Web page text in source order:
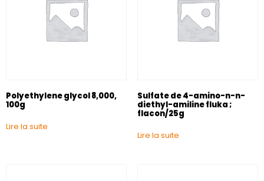
Polyethylene glycol 8,000,
100g
Lire la suite
Sulfate de 4-amino-n-n-
diethyl-amiline fluka ;
flacon/25g
Lire la suite